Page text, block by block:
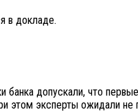
в докладе.
банка допускали, что
этом эксперты ожидали не